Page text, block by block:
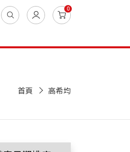
0
首頁 高希均